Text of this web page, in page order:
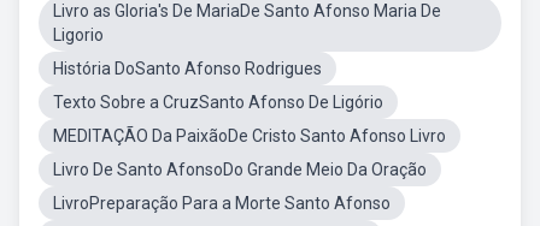
Livro as Gloria's De MariaDe Santo Afonso Maria De
Ligorio
História DoSanto Afonso Rodrigues
Texto Sobre a CruzSanto Afonso De Ligório
MEDITAÇÃO Da PaixãoDe Cristo Santo Afonso Livro
Livro De Santo AfonsoDo Grande Meio Da Oração
LivroPreparação Para a Morte Santo Afonso